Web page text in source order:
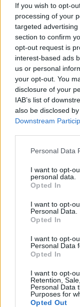
If you wish to opt-
processing of your
targeted
section to confirm
opt-out request is
interest-based ads
us or personal
your opt-out. You
disclosure of your
IAB’s list of
also be disclosed
Downstream
Personal Data
I want to opt-
personal data.
Opted In
I want to opt-
Personal Data.
Opted In
I want to opt-
Personal Data
Opted In
I want to opt-
Retention,
Personal Data
Purposes for
Opted Out
ενός
πρόβλημα
Tags:
έντερο,πόνος,
ρίγη,φλεγμονή,
ΔΙΑΒΑΣΤΕ
Καύσωνας: Οι
για διαβήτη και